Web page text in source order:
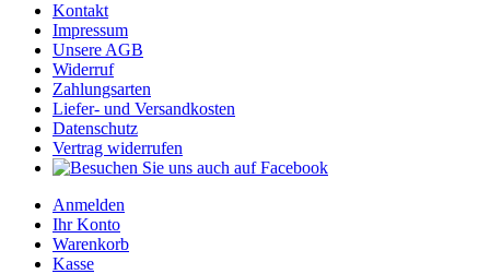
Kontakt
Impressum
Unsere AGB
Widerruf
Zahlungsarten
Liefer- und Versandkosten
Datenschutz
Vertrag widerrufen
Anmelden
Ihr Konto
Warenkorb
Kasse